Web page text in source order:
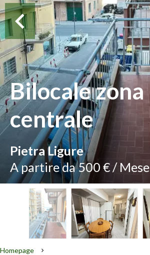
Bilocale zona
centrale
Pietra Ligure
A partire da 500 € / Mese
Homepage